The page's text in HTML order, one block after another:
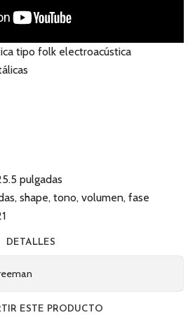
tipo folk electroacústica
pulgadas
shape, tono, volumen, fase
DETALLES
ESTE PRODUCTO